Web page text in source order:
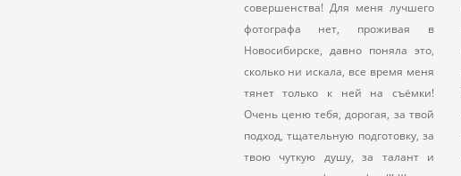
совершенства! Для меня лучшего
фотографа нет, проживая в
Новосибирске, давно поняла это,
сколько ни искала, все время меня
тянет только к ней на съёмки!
Очень ценю тебя, дорогая, за твой
подход, тщательную подготовку, за
твою чуткую душу, за талант и